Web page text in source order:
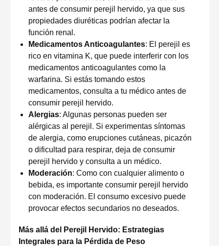
antes de consumir perejil hervido, ya que sus
propiedades diuréticas podrían afectar la
función renal.
Medicamentos Anticoagulantes: El perejil es
rico en vitamina K, que puede interferir con los
medicamentos anticoagulantes como la
warfarina. Si estás tomando estos
medicamentos, consulta a tu médico antes de
consumir perejil hervido.
Alergias: Algunas personas pueden ser
alérgicas al perejil. Si experimentas síntomas
de alergia, como erupciones cutáneas, picazón
o dificultad para respirar, deja de consumir
perejil hervido y consulta a un médico.
Moderación: Como con cualquier alimento o
bebida, es importante consumir perejil hervido
con moderación. El consumo excesivo puede
provocar efectos secundarios no deseados.
Más allá del Perejil Hervido: Estrategias
Integrales para la Pérdida de Peso